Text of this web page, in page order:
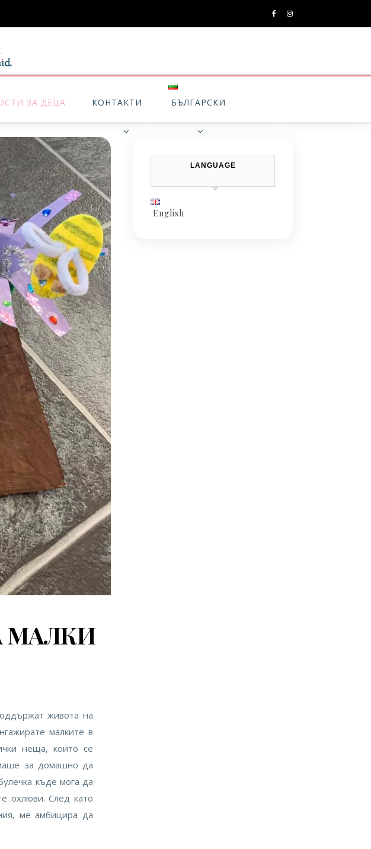
ЗА ДЕЦА КОНТАКТИ БЪЛГАРСКИ
МАЛКИ
живота на
малките в
неща, които се
за домашно да
къде мога да
охлюви. След като
ме амбицира да
LANGUAGE
English